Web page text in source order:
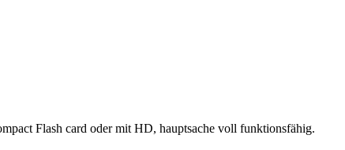
Flash card oder mit HD, hauptsache voll funktionsfähig.